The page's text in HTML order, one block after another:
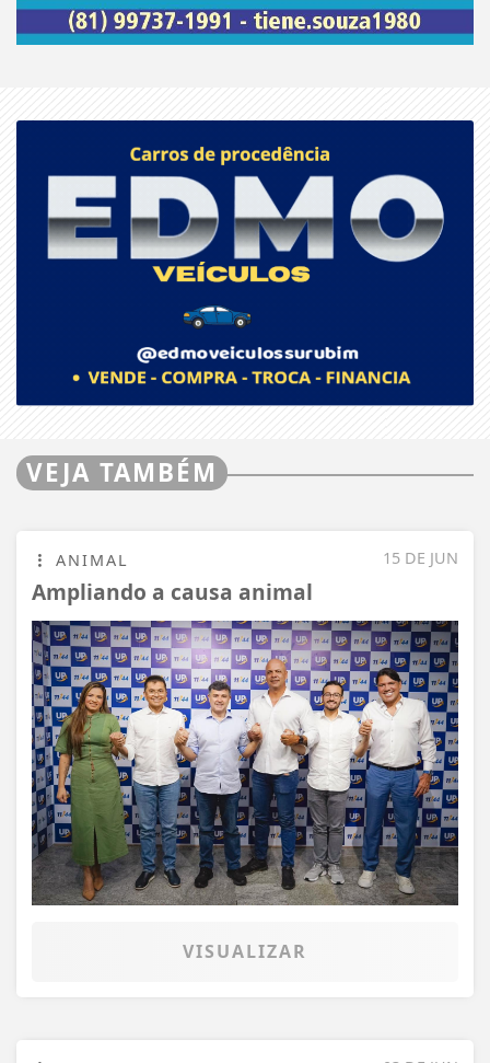
VEJA TAMBÉM
15 DE JUN
ANIMAL
Ampliando a causa animal
VISUALIZAR